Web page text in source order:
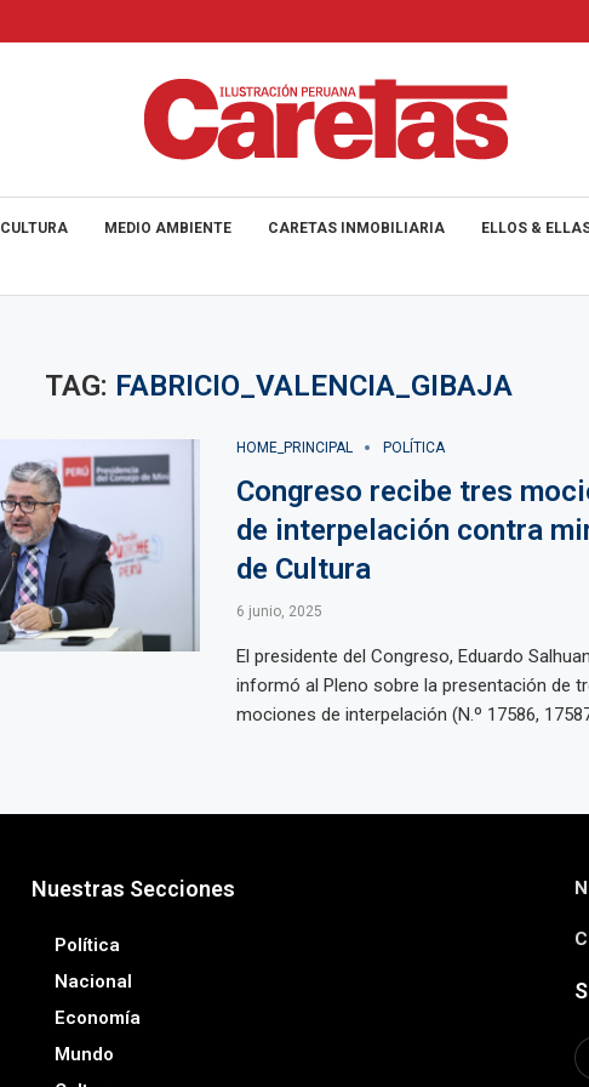
CULTURA MEDIO AMBIENTE CARETAS INMOBILIARIA ELLOS &
TAG: FABRICIO_VALENCIA_GIBAJA
HOME_PRINCIPAL POLÍTICA
Congreso recibe tres
de interpelación contra
de Cultura
6 junio, 2025
El presidente del Congreso, Eduardo
informó al Pleno sobre la presentación de
mociones de interpelación (N.º 17586,
Nuestras Secciones
Política
Nacional
Economía
Mundo